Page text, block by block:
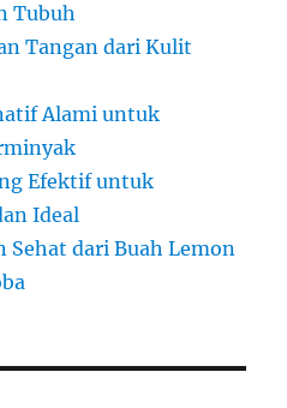
Tubuh
Tangan dari Kulit
Alami untuk
Efektif untuk
Ideal
Sehat dari Buah Lemon